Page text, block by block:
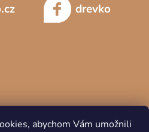
abychom Vám umožnili
drevko